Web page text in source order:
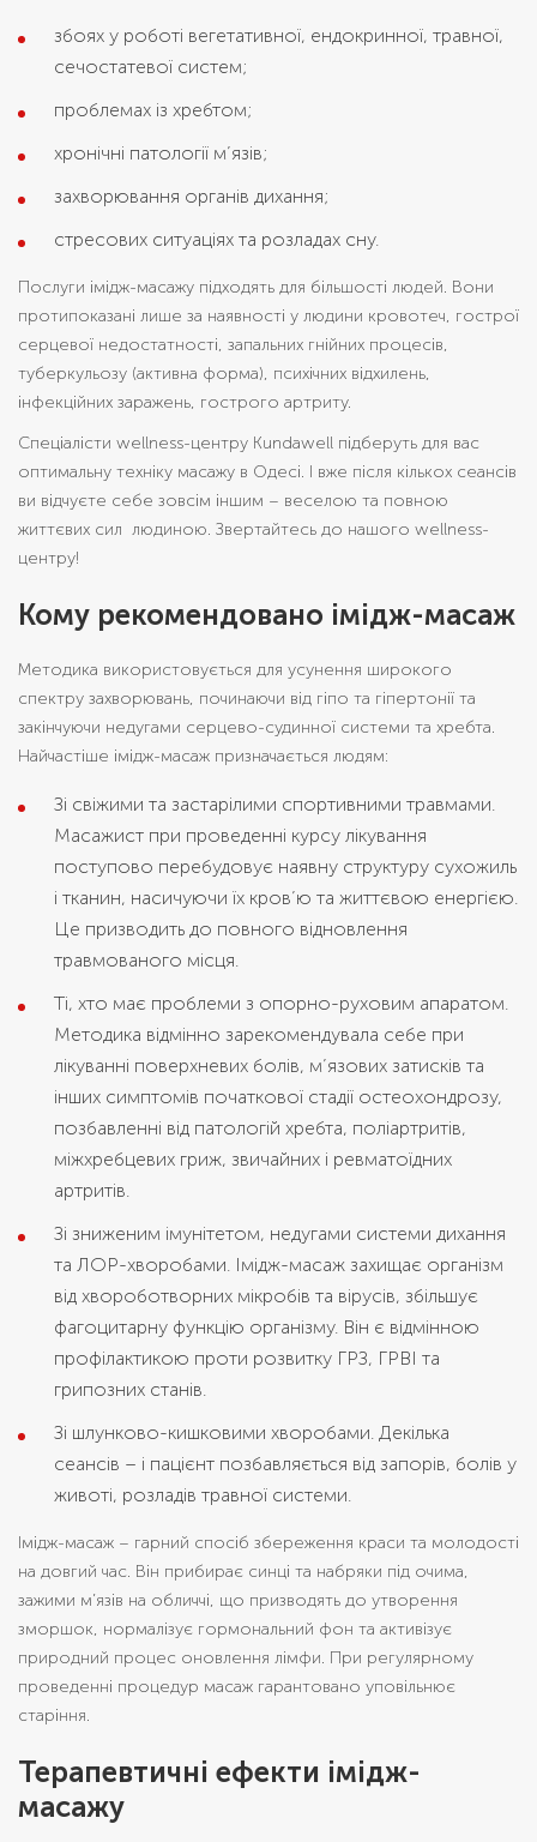
збоях у роботі вегетативної, ендокринної, травної,
сечостатевої систем;
проблемах із хребтом;
хронічні патології м’язів;
захворювання органів дихання;
стресових ситуаціях та розладах сну.
Послуги імідж-масажу підходять для більшості людей. Вони
протипоказані лише за наявності у людини кровотеч, гострої
серцевої недостатності, запальних гнійних процесів,
туберкульозу (активна форма), психічних відхилень,
інфекційних заражень, гострого артриту.
Спеціалісти wellness-центру Kundawell підберуть для вас
оптимальну техніку масажу в Одесі. І вже після кількох сеансів
ви відчуєте себе зовсім іншим – веселою та повною
життєвих сил людиною. Звертайтесь до нашого wellness-
центру!
Кому рекомендовано імідж-масаж
Методика використовується для усунення широкого
спектру захворювань, починаючи від гіпо та гіпертонії та
закінчуючи недугами серцево-судинної системи та хребта.
Найчастіше імідж-масаж призначається людям:
Зі свіжими та застарілими спортивними травмами.
Масажист при проведенні курсу лікування
поступово перебудовує наявну структуру сухожиль
і тканин, насичуючи їх кров’ю та життєвою енергією.
Це призводить до повного відновлення
травмованого місця.
Ті, хто має проблеми з опорно-руховим апаратом.
Методика відмінно зарекомендувала себе при
лікуванні поверхневих болів, м’язових затисків та
інших симптомів початкової стадії остеохондрозу,
позбавленні від патологій хребта, поліартритів,
міжхребцевих гриж, звичайних і ревматоїдних
артритів.
Зі зниженим імунітетом, недугами системи дихання
та ЛОР-хворобами. Імідж-масаж захищає організм
від хвороботворних мікробів та вірусів, збільшує
фагоцитарну функцію організму. Він є відмінною
профілактикою проти розвитку ГРЗ, ГРВІ та
грипозних станів.
Зі шлунково-кишковими хворобами. Декілька
сеансів – і пацієнт позбавляється від запорів, болів у
животі, розладів травної системи.
Імідж-масаж – гарний спосіб збереження краси та молодості
на довгий час. Він прибирає синці та набряки під очима,
зажими м’язів на обличчі, що призводять до утворення
зморшок, нормалізує гормональний фон та активізує
природний процес оновлення лімфи. При регулярному
проведенні процедур масаж гарантовано уповільнює
старіння.
Терапевтичні ефекти імідж-
масажу